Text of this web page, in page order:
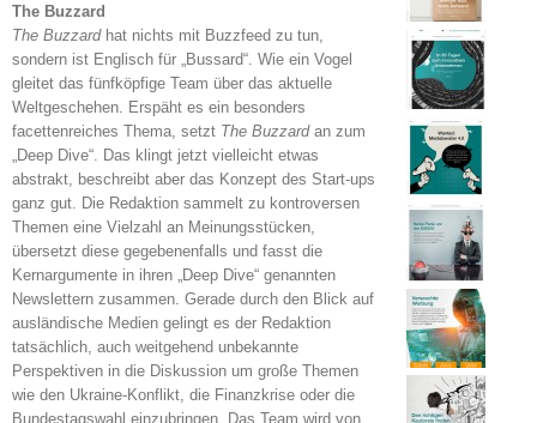
The Buzzard
The Buzzardhat nichts mit Buzzfeed zu tun,
sondern ist Englisch für „Bussard“. Wie ein Vogel
gleitet das fünfköpfige Team über das aktuelle
Weltgeschehen. Erspäht es ein besonders
facettenreiches Thema, setzt The Buzzardan zum
„Deep Dive“. Das klingt jetzt vielleicht etwas
abstrakt, beschreibt aber das Konzept des Start-ups
ganz gut. Die Redaktion sammelt zu kontroversen
Themen eine Vielzahl an Meinungsstücken,
übersetzt diese gegebenenfalls und fasst die
Kernargumente in ihren „Deep Dive“ genannten
Newslettern zusammen. Gerade durch den Blick auf
ausländische Medien gelingt es der Redaktion
tatsächlich, auch weitgehend unbekannte
Perspektiven in die Diskussion um große Themen
wie den Ukraine-Konflikt, die Finanzkrise oder die
Bundestagswahl einzubringen. Das Team wird von